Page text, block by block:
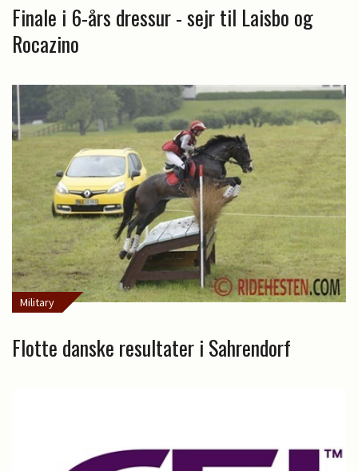
Finale i 6-års dressur - sejr til Laisbo og
Rocazino
Military
Flotte danske resultater i Sahrendorf